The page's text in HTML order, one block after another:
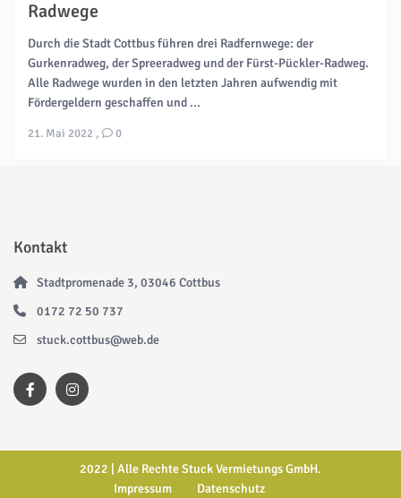
Radwege
Durch die Stadt Cottbus führen drei Radfernwege: der
Gurkenradweg, der Spreeradweg und der Fürst-Pückler-Radweg.
Alle Radwege wurden in den letzten Jahren aufwendig mit
Fördergeldern geschaffen und ...
21. Mai 2022 , 0
Kontakt
Stadtpromenade 3, 03046 Cottbus
0172 72 50 737
stuck.cottbus@web.de
2022 | Alle Rechte Stuck Vermietungs GmbH.
Impressum
Datenschutz